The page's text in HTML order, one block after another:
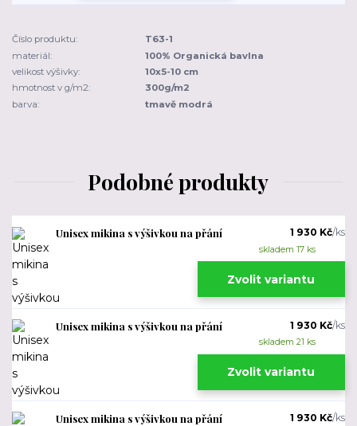
Číslo produktu:
T63-1
materiál:
100% Organická bavlna
velikost výšivky:
10x5-10 cm
hmotnost v g/m2:
300g/m2
barva:
tmavě modrá
Podobné produkty
Unisex mikina s výšivkou na přání 1 930 Kč/ks
skladem 17 ks
Zvolit variantu
Unisex mikina s výšivkou na přání 1 930 Kč/ks
skladem 21 ks
Zvolit variantu
Unisex mikina s výšivkou na přání 1 930 Kč/ks